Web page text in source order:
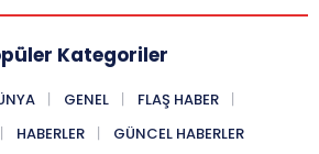
Kategoriler
GENEL
FLAŞ HABER
HABERLER GÜNCEL HABERLER